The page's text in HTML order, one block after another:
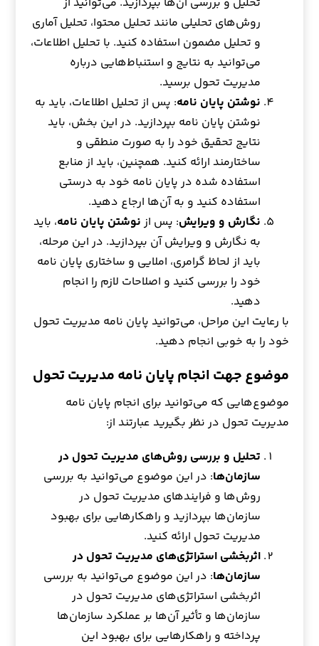
روش‌های تحلیلی مانند تحلیل محتوا، تحلیل آماری
و تحلیل مضمون استفاده کنید. با تحلیل اطلاعات،
می‌توانید به نتایج و استنباط‌هایی درباره
مدیریت تحول برسید.
نوشتن پایان نامه: پس از تحلیل اطلاعات، باید به
نوشتن پایان نامه بپردازید. در این بخش، باید
نتایج تحقیق خود را به صورت منطقی و
ساختارمند ارائه کنید. همچنین، باید از منابع
استفاده شده در پایان نامه خود به درستی
استفاده کنید و به آن‌ها ارجاع دهید.
نگارش و ویرایش: پس از نوشتن پایان نامه، باید
به نگارش و ویرایش آن بپردازید. در این مرحله،
باید از لحاظ گرامری، املایی و ساختاری پایان نامه
خود را بررسی کنید و اصلاحات لازم را انجام
دهید.
با رعایت این مراحل، می‌توانید پایان نامه مدیریت تحول
خود را به خوبی انجام دهید.
موضوع جهت انجام پایان نامه مدیریت تحول
موضوع‌هایی که می‌توانید برای انجام پایان نامه
مدیریت تحول در نظر بگیرید عبارتند از:
تحلیل و بررسی روش‌های مدیریت تحول در
سازمان‌ها: در این موضوع می‌توانید به بررسی
روش‌ها و فرایندهای مدیریت تحول در
سازمان‌ها بپردازید و راهکارهایی برای بهبود
مدیریت تحول ارائه کنید.
اثربخشی استراتژی‌های مدیریت تحول در
سازمان‌ها: در این موضوع می‌توانید به بررسی
اثربخشی استراتژی‌های مدیریت تحول در
سازمان‌ها و تأثیر آن‌ها بر عملکرد سازمان‌ها
پرداخته و راهکارهایی برای بهبود این